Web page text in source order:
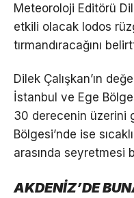
Meteoroloji Editörü
etkili olacak lodos
tırmandıracağını
Dilek Çalışkan’ın
İstanbul ve Ege
30 derecenin üzerini
Bölgesi’nde ise
arasında seyretmesi
AKDENİZ’DE